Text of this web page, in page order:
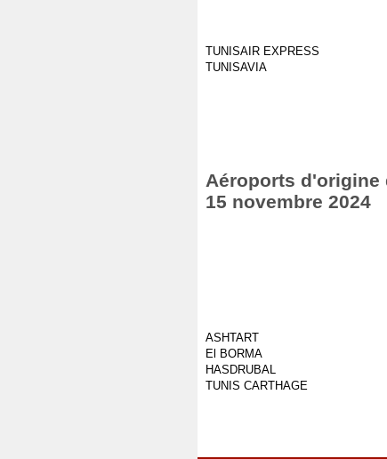
TUNISAIR EXPRESS
TUNISAVIA
Aéroports d'origine
15 novembre 2024
ASHTART
El BORMA
HASDRUBAL
TUNIS CARTHAGE